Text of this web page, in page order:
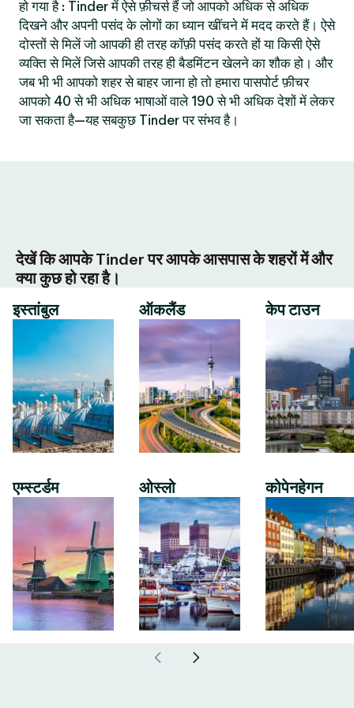
हो गया है : Tinder में ऐसे फ़ीचर्स हैं जो आपको अधिक से अधिक
दिखने और अपनी पसंद के लोगों का ध्यान खींचने में मदद करते हैं। ऐसे
दोस्तों से मिलें जो आपकी ही तरह कॉफ़ी पसंद करते हों या किसी ऐसे
व्यक्ति से मिलें जिसे आपकी तरह ही बैडमिंटन खेलने का शौक हो। और
जब भी भी आपको शहर से बाहर जाना हो तो हमारा पासपोर्ट फ़ीचर
आपको 40 से भी अधिक भाषाओं वाले 190 से भी अधिक देशों में लेकर
जा सकता है—यह सबकुछ Tinder पर संभव है।
देखें कि आपके Tinder पर आपके आसपास के शहरों में और
क्या कुछ हो रहा है।
इस्तांबुल
एम्स्टर्डम
ऑकलैंड
ओस्लो
केप टाउन
कोपेनहेगन